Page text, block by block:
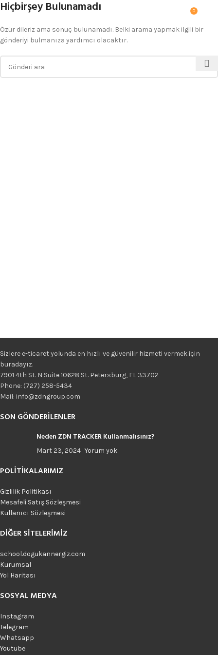
MENÜ 0
Hiçbirşey Bulunamadı
Özür dileriz ama sonuç bulunamadı. Belki arama yapmak ilgili bir
gönderiyi bulmanıza yardımcı olacaktır.
Sizlere e-ticaret yolunda en hızlı ve güvenilir hizmeti vermek için
buradayız.
7901 4th St. N Suite 10628 St. Petersburg, FL 33702
Phone: (727) 258-5434
Mail: info@zdngroup.com
SON GÖNDERILENLER
Neden ZDN TRACKER Kullanmalısınız?
Mart 23, 2024 Yorum yok
POLITIKALARIMIZ
Gizlilik Politikası
Mesafeli Satış Sözleşmesi
Kullanıcı Sözleşmesi
DIĞER SITELERIMIZ
school.dogukannergiz.com
Kurumsal
Yol Haritası
SOSYAL MEDYA
Instagram
Telegram
Whatsapp
Youtube